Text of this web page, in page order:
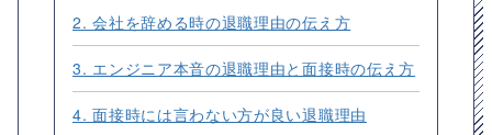
2. 会社を辞める時の退職理由の伝え方
3. エンジニア本音の退職理由と面接時の伝え方
4. 面接時には言わない方が良い退職理由